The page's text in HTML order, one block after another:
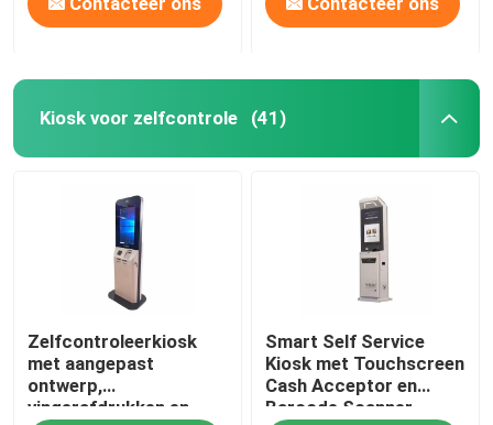
Kiosk voor zelfcontrole (41)
Zelfcontroleerkiosk
met aangepast
ontwerp,
vingerafdrukken en
Smart Self Service
Kiosk met Touchscreen
Cash Acceptor en
Barcode Scanner